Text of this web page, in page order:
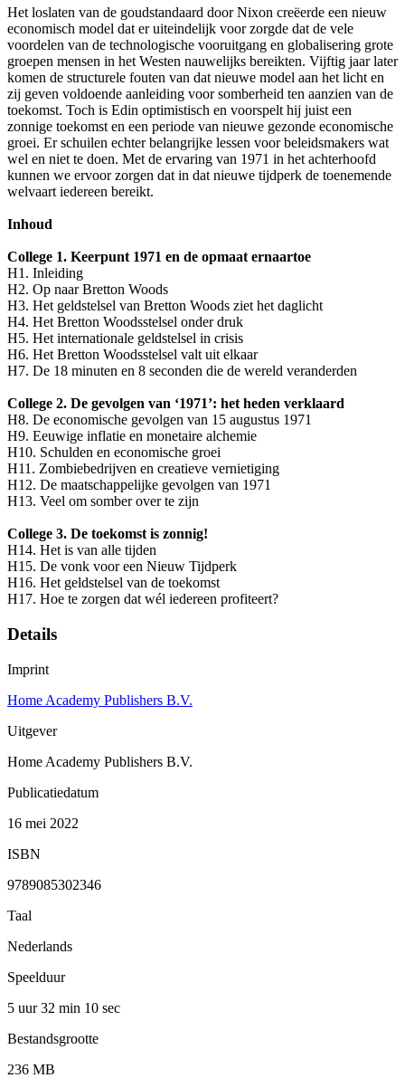
Het loslaten van de goudstandaard door Nixon creëerde een nieuw
economisch model dat er uiteindelijk voor zorgde dat de vele
voordelen van de technologische vooruitgang en globalisering grote
groepen mensen in het Westen nauwelijks bereikten. Vijftig jaar later
komen de structurele fouten van dat nieuwe model aan het licht en
zij geven voldoende aanleiding voor somberheid ten aanzien van de
toekomst. Toch is Edin optimistisch en voorspelt hij juist een
zonnige toekomst en een periode van nieuwe gezonde economische
groei. Er schuilen echter belangrijke lessen voor beleidsmakers wat
wel en niet te doen. Met de ervaring van 1971 in het achterhoofd
kunnen we ervoor zorgen dat in dat nieuwe tijdperk de toenemende
welvaart iedereen bereikt.
Inhoud
College 1. Keerpunt 1971 en de opmaat ernaartoe
H1. Inleiding
H2. Op naar Bretton Woods
H3. Het geldstelsel van Bretton Woods ziet het daglicht
H4. Het Bretton Woodsstelsel onder druk
H5. Het internationale geldstelsel in crisis
H6. Het Bretton Woodsstelsel valt uit elkaar
H7. De 18 minuten en 8 seconden die de wereld veranderden
College 2. De gevolgen van ‘1971’: het heden verklaard
H8. De economische gevolgen van 15 augustus 1971
H9. Eeuwige inflatie en monetaire alchemie
H10. Schulden en economische groei
H11. Zombiebedrijven en creatieve vernietiging
H12. De maatschappelijke gevolgen van 1971
H13. Veel om somber over te zijn
College 3. De toekomst is zonnig!
H14. Het is van alle tijden
H15. De vonk voor een Nieuw Tijdperk
H16. Het geldstelsel van de toekomst
H17. Hoe te zorgen dat wél iedereen profiteert?
Details
Imprint
Home Academy Publishers B.V.
Uitgever
Home Academy Publishers B.V.
Publicatiedatum
16 mei 2022
ISBN
9789085302346
Taal
Nederlands
Speelduur
5 uur 32 min 10 sec
Bestandsgrootte
236 MB